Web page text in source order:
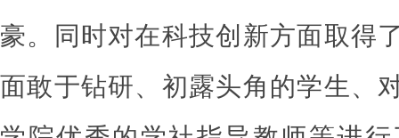
豪。同时对在科技创新方面取得
面敢于钻研、初露头角的学生、